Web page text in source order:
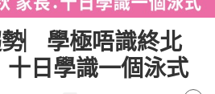
︳學極唔識終北
十日學識一個泳式